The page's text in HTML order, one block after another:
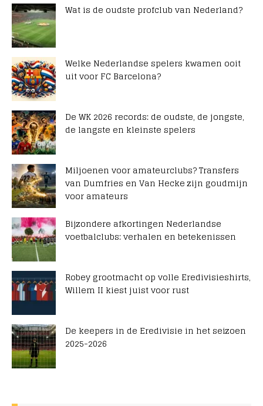
Wat is de oudste profclub van Nederland?
Welke Nederlandse spelers kwamen ooit
uit voor FC Barcelona?
De WK 2026 records: de oudste, de jongste,
de langste en kleinste spelers
Miljoenen voor amateurclubs? Transfers
van Dumfries en Van Hecke zijn goudmijn
voor amateurs
Bijzondere afkortingen Nederlandse
voetbalclubs: verhalen en betekenissen
Robey grootmacht op volle Eredivisieshirts,
Willem II kiest juist voor rust
De keepers in de Eredivisie in het seizoen
2025-2026